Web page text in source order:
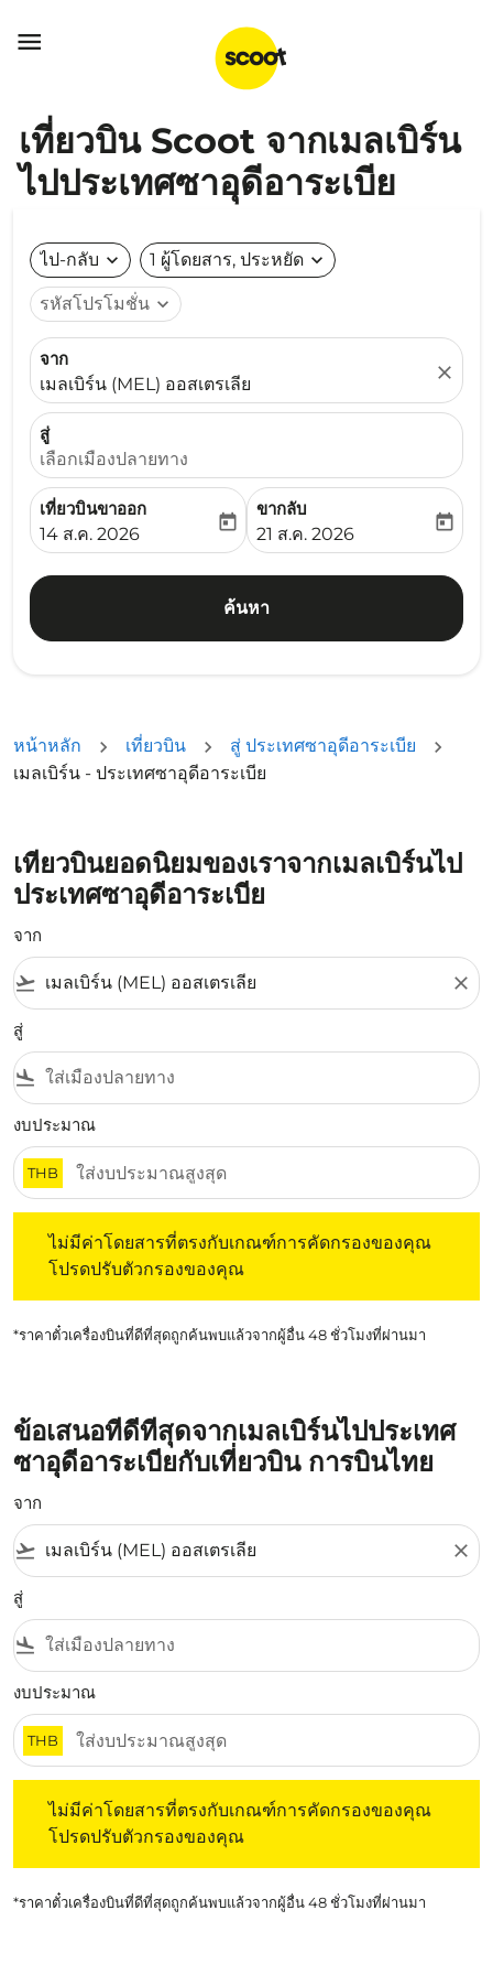

เที่ยวบิน Scoot จากเมลเบิร์น
ไปประเทศซาอุดีอาระเบีย
ไป-กลับ expand_more 1 ผู้โดยสาร, ประหยัด expand_more
รหัสโปรโมชั่น expand_more
จาก
เมลเบิร์น (MEL) ออสเตรเลีย
close
สู่
เลือกเมืองปลายทาง
เที่ยวบินขาออก
fc-booking-departure-date-aria-label
14 ส.ค. 2026
today
ขากลับ
fc-booking-return-date-
21 ส.ค. 2026
today
ค้นหา
หน้าหลัก เที่ยวบิน
สู่ ประเทศซาอุดีอาระเบีย
เมลเบิร์น - ประเทศซาอุดีอาระเบีย
เที่ยวบินยอดนิยมของเราจากเมลเบิร์นไป
ประเทศซาอุดีอาระเบีย
จาก
flight_takeoff close
สู่
flight_land
งบประมาณ
THB
ไม่มีค่าโดยสารที่ตรงกับเกณฑ์การคัดกรองของคุณ
โปรดปรับตัวกรองของคุณ
*ราคาตั๋วเครื่องบินที่ดีที่สุดถูกค้นพบแล้วจากผู้อื่น 48 ชั่วโมงที่ผ่านมา
ข้อเสนอที่ดีที่สุดจากเมลเบิร์นไปประเทศ
ซาอุดีอาระเบียกับเที่ยวบิน การบินไทย
จาก
flight_takeoff close
สู่
flight_land
งบประมาณ
THB
ไม่มีค่าโดยสารที่ตรงกับเกณฑ์การคัดกรองของคุณ
โปรดปรับตัวกรองของคุณ
*ราคาตั๋วเครื่องบินที่ดีที่สุดถูกค้นพบแล้วจากผู้อื่น 48 ชั่วโมงที่ผ่านมา